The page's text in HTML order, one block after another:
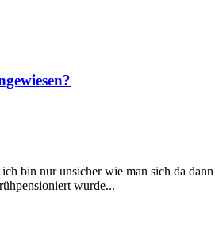
bin nur unsicher wie man sich da
wurde...